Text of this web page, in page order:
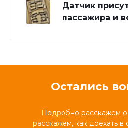
Датчик
пассажира и
Остались
Подробно расскажем о
расскажем, как доехать в